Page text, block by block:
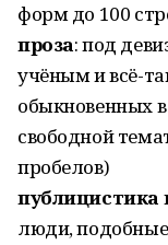
форм до 100
проза: под
учёным и всё-
обыкновенных
свободной
пробелов)
публицистика
люди,